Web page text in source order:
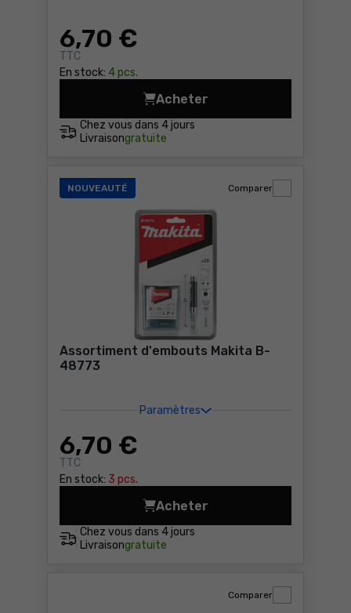
6,70 €
TTC
En stock: 4 pcs.
Chez vous dans 4 jours
Livraisongratuite
Acheter
Tampon abrasif Best of
NOUVEAUTÉ
Assortiment d'embouts Makita B-
48773
Paramètres
6,70 €
TTC
En stock: 3 pcs.
Comparer
Chez vous dans 4 jours
Livraisongratuite
Acheter
Assortiment d'embouts
Comparer